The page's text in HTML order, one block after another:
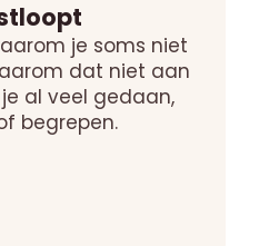
je soms niet
dat niet aan
al veel gedaan,
begrepen.